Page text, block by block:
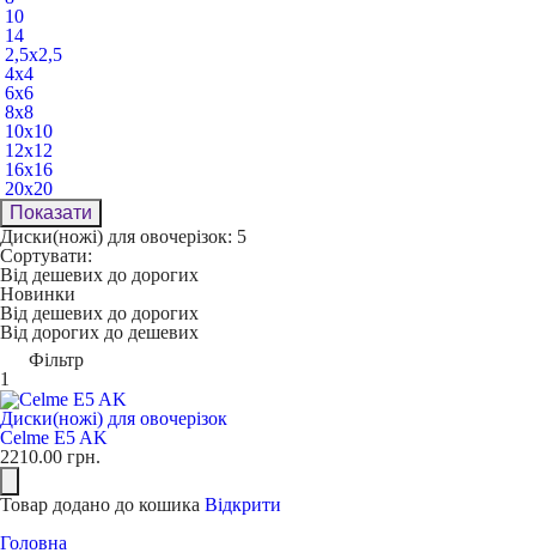
10
14
2,5х2,5
4х4
6х6
8х8
10х10
12х12
16х16
20х20
Показати
Диски(ножі) для овочерізок: 5
Сортувати:
Від дешевих до дорогих
Новинки
Від дешевих до дорогих
Від дорогих до дешевих
Фільтр
1
Диски(ножі) для овочерізок
Celme E5 AK
2210.00 грн.
Товар додано до кошика Відкрити
Головна